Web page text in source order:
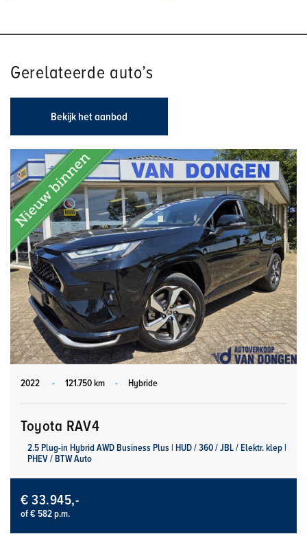
Gerelateerde auto’s
Bekijk het aanbod
2022 - 121.750 km - Hybride
Toyota RAV4
2.5 Plug-in Hybrid AWD Business Plus | HUD / 360 / JBL / Elektr. klep |
PHEV / BTW Auto
€ 33.945,-
of € 582 p.m.